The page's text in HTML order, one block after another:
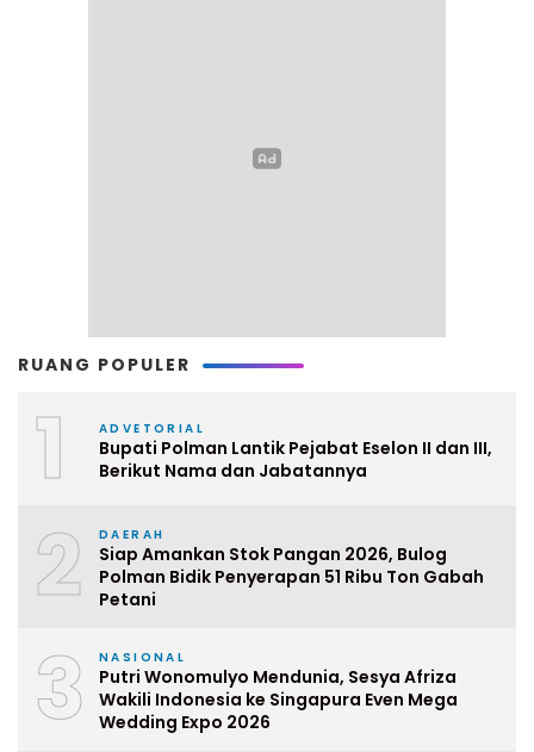
RUANG POPULER
1 ADVETORIAL
Bupati Polman Lantik Pejabat Eselon II dan III,
Berikut Nama dan Jabatannya
2 DAERAH
Siap Amankan Stok Pangan 2026, Bulog
Polman Bidik Penyerapan 51 Ribu Ton Gabah
Petani
3 NASIONAL
Putri Wonomulyo Mendunia, Sesya Afriza
Wakili Indonesia ke Singapura Even Mega
Wedding Expo 2026